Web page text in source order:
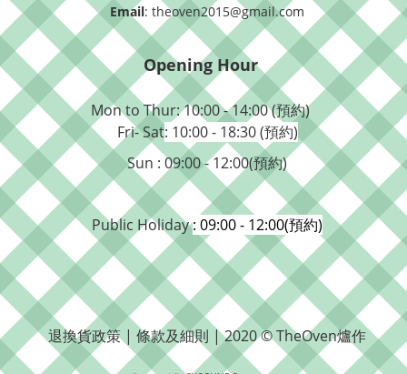
Email: theoven2015@gmail.com
Opening Hour
Mon to Thur: 10:00 - 14:00 (預約)
Fri- Sat: 10:00 - 18:30 (預約)
Sun : 09:00 - 12:00(預約)
Public Holiday: 09:00 - 12:00(預約)
退換貨政策 | 條款及細則 | 2020 © TheOven爐作